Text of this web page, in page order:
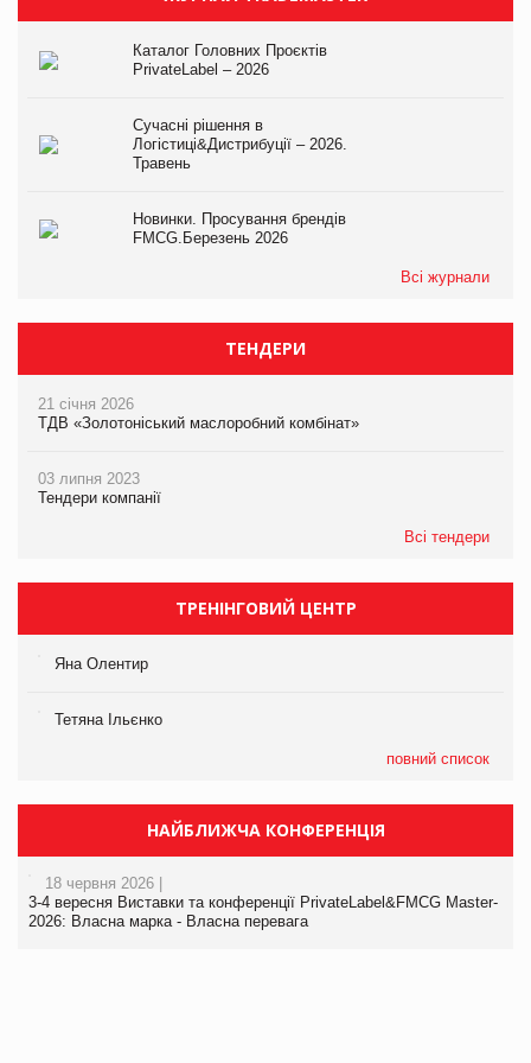
Каталог Головних Проєктів
PrivateLabel – 2026
Сучасні рішення в
Логістиці&Дистрибуції – 2026.
Травень
Новинки. Просування брендів
FMCG.Березень 2026
Всі журнали
ТЕНДЕРИ
21 січня 2026
ТДВ «Золотоніський маслоробний комбінат»
03 липня 2023
Тендери компанії
Всі тендери
ТРЕНІНГОВИЙ ЦЕНТР
Яна Олентир
Тетяна Ільєнко
повний список
НАЙБЛИЖЧА КОНФЕРЕНЦІЯ
18 червня 2026 |
3-4 вересня Виставки та конференції PrivateLabel&FMCG Master-
2026: Власна марка - Власна перевага